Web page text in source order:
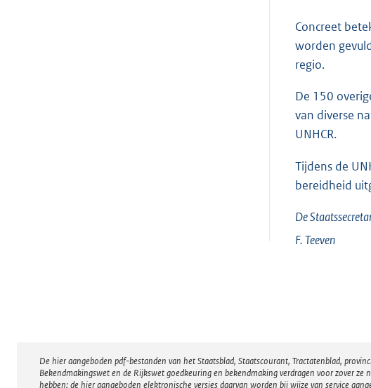
Concreet
worden
regio.
De 150
van diverse
UNHCR.
Tijdens de
bereidheid
De
F.Teeven
Disclaimer
De hier aangeboden pdf-bestanden van het Staatsblad, Staatscourant, Tractatenblad,
Bekendmakingswet en de Rijkswet goedkeuring en bekendmaking verdragen voor zover
hebben; de hier aangeboden elektronische versies daarvan worden bij wijze van service